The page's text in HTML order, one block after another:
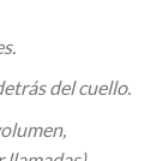
del cuello.